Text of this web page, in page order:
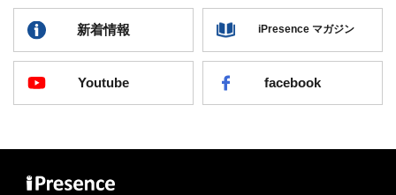
新着情報 iPresence マガジン
Youtube facebook